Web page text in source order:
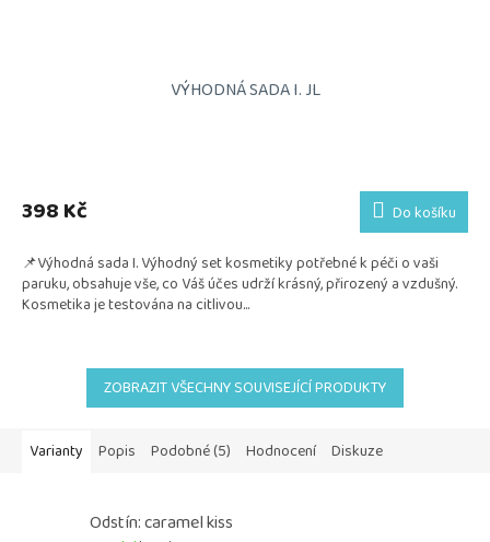
VÝHODNÁ SADA I. JL
398 Kč Do košíku
📌Výhodná sada I. Výhodný set kosmetiky potřebné k péči o vaši
paruku, obsahuje vše, co Váš účes udrží krásný, přirozený a vzdušný.
Kosmetika je testována na citlivou...
ZOBRAZIT VŠECHNY SOUVISEJÍCÍ PRODUKTY
Varianty Popis Podobné (5) Hodnocení Diskuze
Odstín: caramel kiss